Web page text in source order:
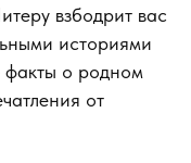
взбодрит вас
историями
факты о родном
от